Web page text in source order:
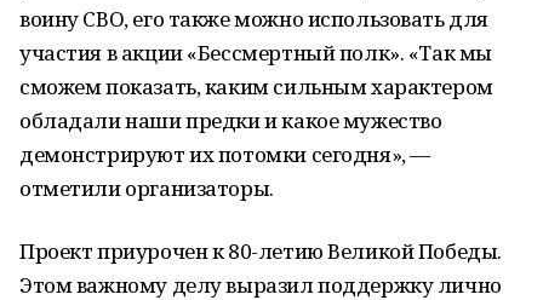
воину СВО, его также можно использовать для
участия в акции «Бессмертный полк». «Так мы
сможем показать, каким сильным характером
обладали наши предки и какое мужество
демонстрируют их потомки сегодня», —
отметили организаторы.
Проект приурочен к 80-летию Великой Победы.
Этом важному делу выразил поддержку лично